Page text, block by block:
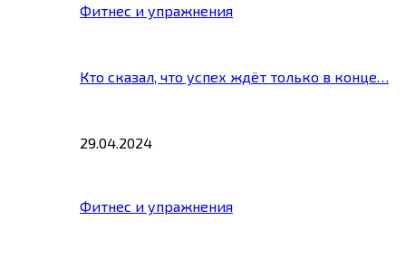
Фитнес и упражнения
Кто сказал, что успех ждёт только в конце…
29.04.2024
Фитнес и упражнения